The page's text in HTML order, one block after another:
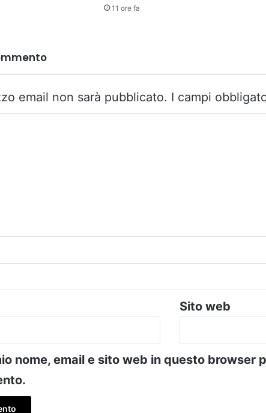
11 ore fa
email non sarà pubblicato. I campi
Sito web
nome, email e sito web in questo browser